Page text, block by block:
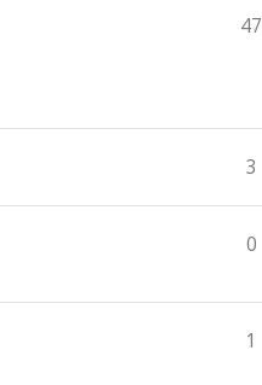
47
3
0
1